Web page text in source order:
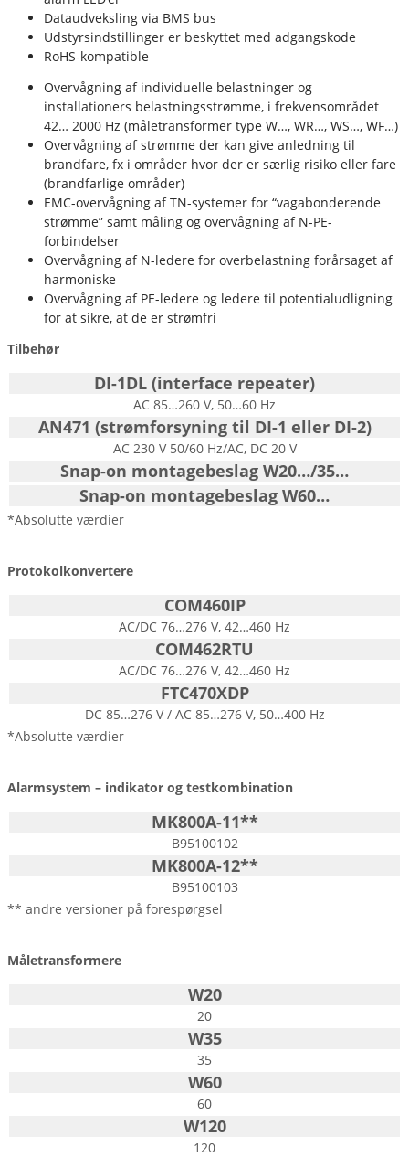
Dataudveksling via BMS bus
Udstyrsindstillinger er beskyttet med adgangskode
RoHS-kompatible
Overvågning af individuelle belastninger og
installationers belastningsstrømme, i frekvensområdet
42… 2000 Hz (måletransformer type W…, WR…, WS…, WF…)
Overvågning af strømme der kan give anledning til
brandfare, fx i områder hvor der er særlig risiko eller fare
(brandfarlige områder)
EMC-overvågning af TN-systemer for “vagabonderende
strømme” samt måling og overvågning af N-PE-
forbindelser
Overvågning af N-ledere for overbelastning forårsaget af
harmoniske
Overvågning af PE-ledere og ledere til potentialudligning
for at sikre, at de er strømfri
Tilbehør
DI-1DL (interface repeater)
AC 85…260 V, 50…60 Hz
AN471 (strømforsyning til DI-1 eller DI-2)
AC 230 V 50/60 Hz/AC, DC 20 V
Snap-on montagebeslag W20…/35…
Snap-on montagebeslag W60…
*Absolutte værdier
Protokolkonvertere
COM460IP
AC/DC 76…276 V, 42…460 Hz
COM462RTU
AC/DC 76…276 V, 42…460 Hz
FTC470XDP
DC 85…276 V / AC 85…276 V, 50…400 Hz
*Absolutte værdier
Alarmsystem – indikator og testkombination
MK800A-11**
B95100102
MK800A-12**
B95100103
** andre versioner på forespørgsel
Måletransformere
W20
20
W35
35
W60
60
W120
120